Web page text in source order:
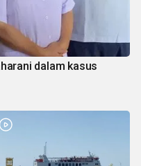
dalam kasus